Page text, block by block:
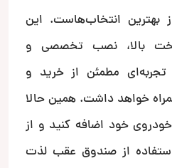
بهترین انتخاب‌هاست. این
بالا، نصب تخصصی و
تجربه‌ای مطمئن از خرید و
خواهد داشت. همین حالا
خود اضافه کنید و از
از صندوق عقب لذت